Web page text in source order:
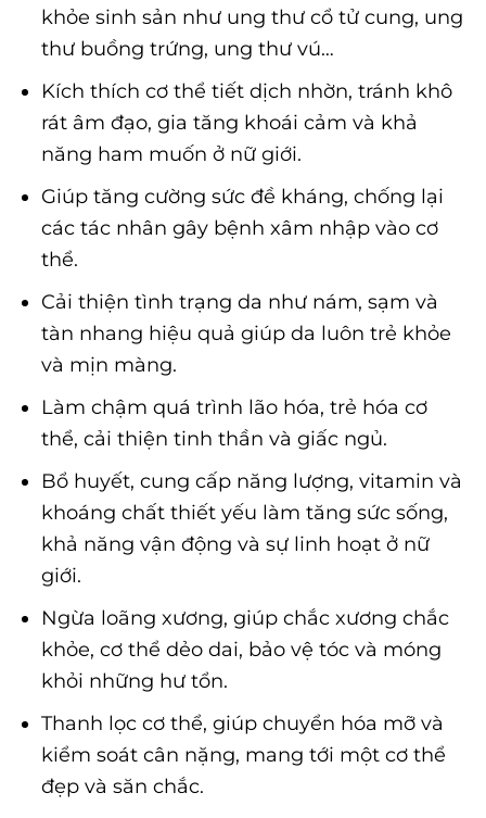
khỏe sinh sản như ung thư cổ tử cung, ung
thư buồng trứng, ung thư vú…
Kích thích cơ thể tiết dịch nhờn, tránh khô
rát âm đạo, gia tăng khoái cảm và khả
năng ham muốn ở nữ giới.
Giúp tăng cường sức đề kháng, chống lại
các tác nhân gây bệnh xâm nhập vào cơ
thể.
Cải thiện tình trạng da như nám, sạm và
tàn nhang hiệu quả giúp da luôn trẻ khỏe
và mịn màng.
Làm chậm quá trình lão hóa, trẻ hóa cơ
thể, cải thiện tinh thần và giấc ngủ.
Bổ huyết, cung cấp năng lượng, vitamin và
khoáng chất thiết yếu làm tăng sức sống,
khả năng vận động và sự linh hoạt ở nữ
giới.
Ngừa loãng xương, giúp chắc xương chắc
khỏe, cơ thể dẻo dai, bảo vệ tóc và móng
khỏi những hư tổn.
Thanh lọc cơ thể, giúp chuyển hóa mỡ và
kiểm soát cân nặng, mang tới một cơ thể
đẹp và săn chắc.